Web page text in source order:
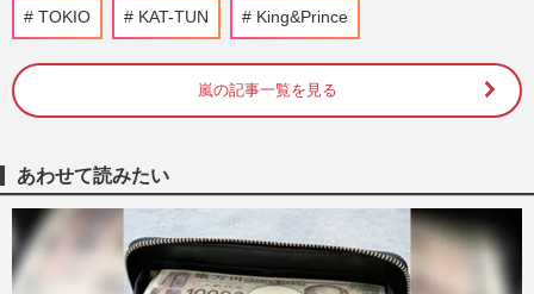
週刊女性PRIME
《東野圭吾ドラマランキング》実に面白
『嵐』全メンバーのファンクラブ揃い踏み
で「相場ガン無視」顕著になった大野智
の“強気な価格設定”に悲鳴
TOKIO KAT-TUN King&Prince
嵐の記事一覧を見る
あわせて読みたい